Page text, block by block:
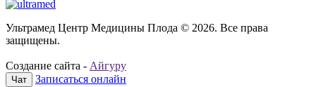
Ультрамед Центр Медицины Плода © 2026. Все права
защищены.
Создание сайта - Айгуру
Чат Записаться онлайн